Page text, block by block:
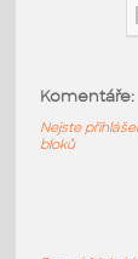
Komentáře:
Nejste
bloků